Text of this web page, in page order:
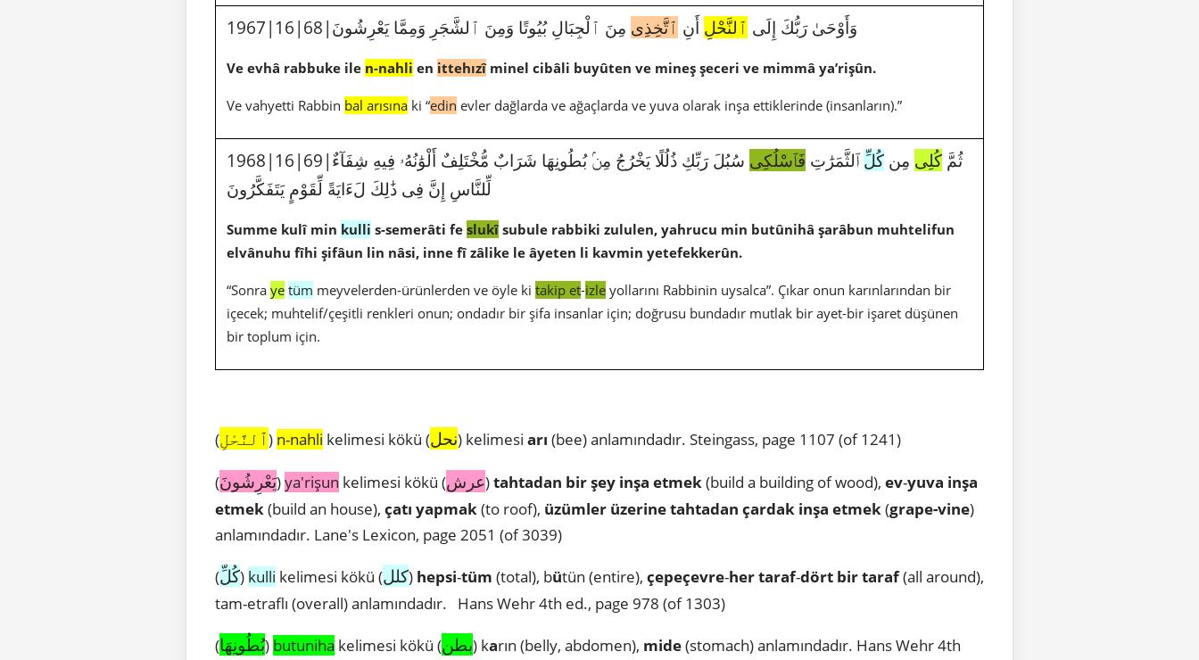
1967|16|68|وَأَوْحَىٰ رَبُّكَ إِلَى ٱلنَّحْلِ أَنِ ٱتَّخِذِى مِنَ ٱلْجِبَالِ بُيُوتًا وَمِنَ ٱلشَّجَرِ وَمِمَّا يَعْرِشُونَ
Ve evhâ rabbuke ile n-nahli en ittehızîminel cibâli buyûten ve mineş şeceri ve mimmâ ya’rişûn.
Ve vahyetti Rabbin bal arısına ki “edin evler dağlarda ve ağaçlarda ve yuva olarak inşa ettiklerinde (insanların).”
1968|16|69|ثُمَّ كُلِى مِن كُلِّٱلثَّمَرَٰتِ فَٱسْلُكِى سُبُلَ رَبِّكِ ذُلُلًا يَخْرُجُ مِنۢ بُطُونِهَا شَرَابٌ مُّخْتَلِفٌ أَلْوَٰنُهُۥ فِيهِ شِفَآءٌ
لِّلنَّاسِ إِنَّ فِى ذَٰلِكَ لَءَايَةً لِّقَوْمٍ يَتَفَكَّرُونَ
Summe kulî min kulli s-semerâti fe slukîsubule rabbiki zululen, yahrucu min butûnihâ şarâbun muhtelifun
elvânuhu fîhi şifâun lin nâsi, inne fî zâlike le âyeten li kavmin yetefekkerûn.
“Sonra ye tüm meyvelerden-ürünlerden ve öyle ki takip et-izle yollarını Rabbinin uysalca”. Çıkar onun karınlarından bir
içecek; muhtelif/çeşitli renkleri onun; ondadır bir şifa insanlar için; doğrusu bundadır mutlak bir ayet-bir işaret düşünen
bir toplum için.
(ٱلنَّحْلِ) n-nahli kelimesi kökü (نحل) kelimesi arı (bee) anlamındadır. Steingass, page 1107 (of 1241)
(يَعْرِشُونَ)ya'rişun kelimesi kökü (عرش)tahtadan bir şey inşa etmek(build a building of wood), ev-yuva inşa
etmek(build an house), çatı yapmak(to roof), üzümler üzerine tahtadan çardak inşa etmek(grape-vine)
anlamındadır. Lane's Lexicon, page 2051 (of 3039)
(كُلِّ) kulli kelimesi kökü (كلل) hepsi-tüm (total), bütün (entire), çepeçevre-her taraf-dört bir taraf(all around),
tam-etraflı (overall) anlamındadır. Hans Wehr 4th ed., page 978 (of 1303)
(بُطُونِهَا) butuniha kelimesi kökü (بطن) karın (belly, abdomen), mide(stomach) anlamındadır. Hans Wehr 4th